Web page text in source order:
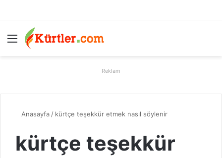
Menü
Reklam
Anasayfa / kürtçe teşekkür etmek nasıl söylenir
kürtçe teşekkür